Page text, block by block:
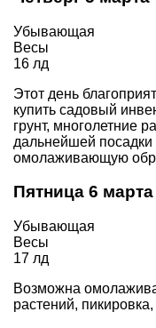
Убывающая
Весы
16 лд
Этот день
купить садовый
грунт, многолетние
дальнейшей
омолаживающую
Пятница 6 марта
Убывающая
Весы
17 лд
Возможна
растений,